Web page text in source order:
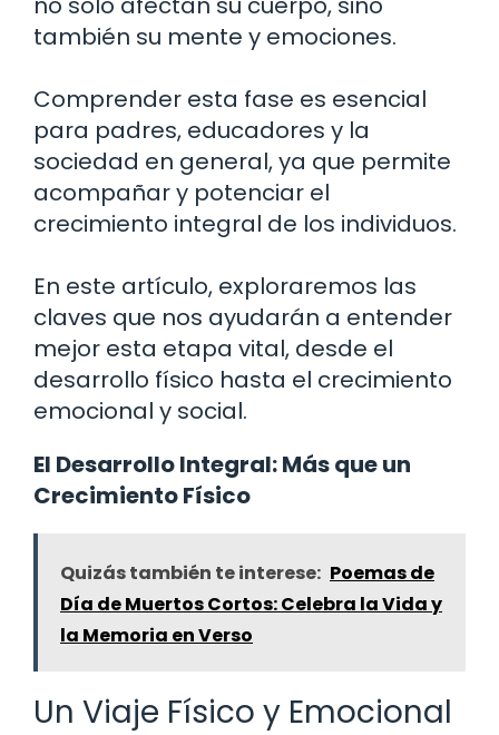
también su mente y emociones.
Comprender esta fase es esencial
para padres, educadores y la
sociedad en general, ya que permite
acompañar y potenciar el
crecimiento integral de los individuos.
En este artículo, exploraremos las
claves que nos ayudarán a entender
mejor esta etapa vital, desde el
desarrollo físico hasta el crecimiento
emocional y social.
El Desarrollo Integral: Más que un
Crecimiento Físico
Quizás también te interese: Poemas de
Día de Muertos Cortos: Celebra la Vida y
la Memoria en Verso
Un Viaje Físico y Emocional